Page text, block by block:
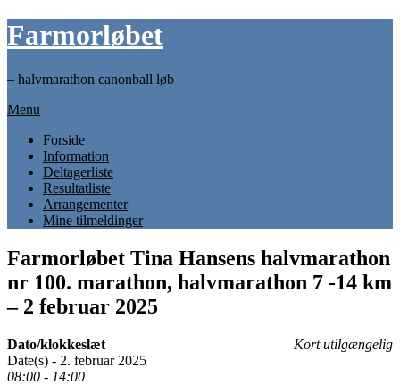
Skip
to
Farmorløbet
– halvmarathon canonball løb
Menu
Forside
Information
Deltagerliste
Resultatliste
Arrangementer
Mine tilmeldinger
Farmorløbet Tina Hansens halvmarathon
nr 100. marathon, halvmarathon 7 -14 km
– 2 februar 2025
Kort utilgængelig
Dato/klokkeslæt
Date(s) - 2. februar 2025
08:00 - 14:00